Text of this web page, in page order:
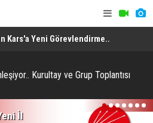
Kars'a Yeni Görevlendirme..
Kurultay ve Grup Toplantısı
İl
1 2 3 4 5 6 7